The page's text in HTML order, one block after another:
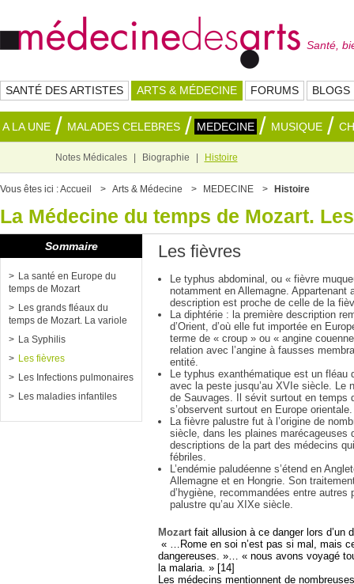
Santé,
SANTÉ DES ARTISTES ARTS & MÉDECINE FORUMS BLOGS
A LA UNE MALADES CELEBRES MEDECINE MUSIQUE
Notes Médicales Biographie Histoire
Vous êtes ici :Accueil Arts & Médecine MEDECINE Histoire
La Médecine du temps de Mozart.
Les fièvres
Le typhus abdominal, ou « fièvre
notamment en Allemagne. Appartenant
description est proche de celle de la
La diphtérie : la première description
d’Orient, d’où elle fut importée en
terme de « croup » ou « angine
relation avec l’angine à fausses
entité.
Le typhus exanthématique est un fléau
avec la peste jusqu’au XVIe siècle. Le
de Sauvages. Il sévit surtout en temps
s’observent surtout en Europe orientale.
La fièvre palustre fut à l’origine de
siècle, dans les plaines marécageuses
descriptions de la part des médecins
fébriles.
L’endémie paludéenne s’étend en
Allemagne et en Hongrie. Son
d’hygiène, recommandées entre
palustre qu’au XIXe siècle.
Mozart fait allusion à ce danger lors d’un
« …Rome en soi n’est pas si mal, mais
dangereuses. »… « nous avons voyagé
la malaria. » [14]
Les médecins mentionnent de
Sommaire
La santé en Europe du
temps de Mozart
Les grands fléaux du
temps de Mozart. La variole
La Syphilis
Les fièvres
Les Infections pulmonaires
Les maladies infantiles